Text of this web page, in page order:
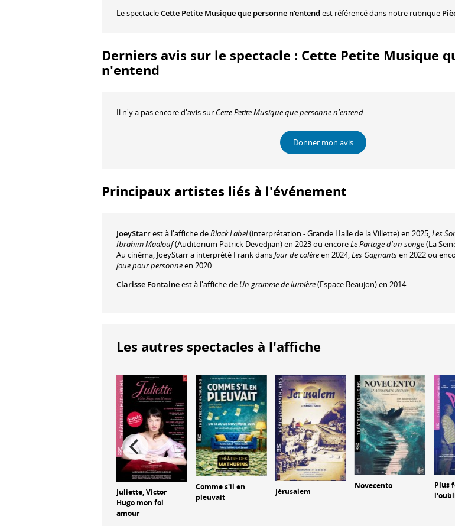
Le spectacleCette Petite Musique que personne n'entend est référencé dans notre rubrique
Derniers avis sur le spectacle : Cette Petite Musique
n'entend
Il n'y a pas encore d'avis sur Cette Petite Musique que personne n'entend.
Donner mon avis
Principaux artistes liés à l'événement
JoeyStarrest à l'affiche deBlack Label(interprétation - Grande Halle de la Villette) en 2025, Les
Ibrahim Maalouf(Auditorium Patrick Devedjian) en 2023 ou encoreLe Partage d'un songe(La
Au cinéma, JoeyStarr a interprété Frank dansJour de colèreen 2024, Les Gagnantsen 2022 ou
joue pour personneen 2020.
Clarisse Fontaineest à l'affiche de Un gramme de lumière(Espace Beaujon) en 2014.
Les autres spectacles à l'affiche
Juliette, Victor
Hugo mon fol
amour
Comme s'il en
pleuvait
Jérusalem
Novecento
Plus